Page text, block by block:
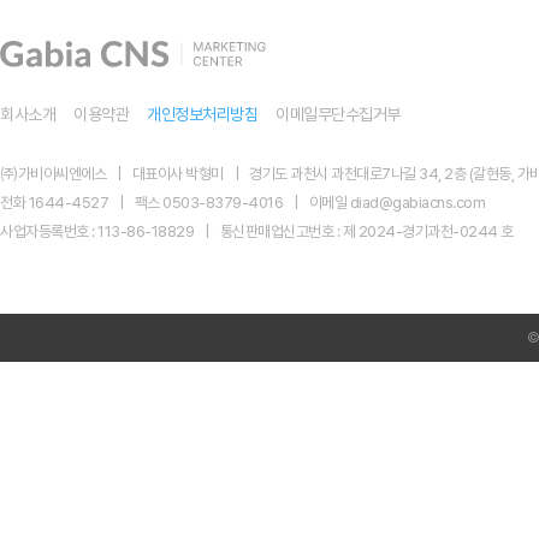
회사소개 이용약관 개인정보처리방침 이메일무단수집거부
㈜가비아씨엔에스 대표이사 박형미
경기도 과천시 과천대로7나길 34, 2층 (갈현동, 가
전화 1644-4527
팩스 0503-8379-4016
이메일 diad@gabiacns.com
사업자등록번호 : 113-86-18829
통신판매업신고번호 : 제 2024-경기과천-0244 호